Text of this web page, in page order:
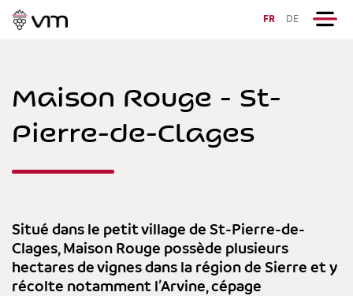
FR DE
Maison Rouge - St-
Pierre-de-Clages
Situé dans le petit village de St-Pierre-de-
Clages, Maison Rouge possède plusieurs
hectares de vignes dans la région de Sierre et y
récolte notamment l’Arvine, cépage